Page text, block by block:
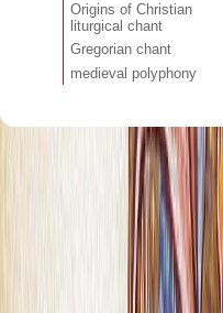
Origins of Christian
liturgical chant
Gregorian chant
medieval polyphony